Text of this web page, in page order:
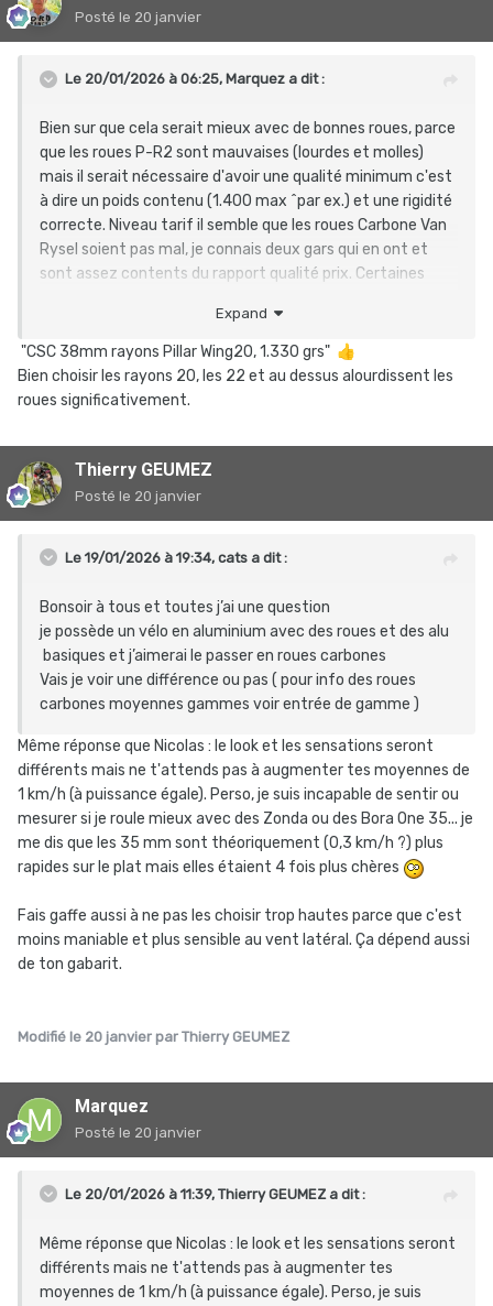
Posté le 20 janvier
Le 20/01/2026 à 06:25, Marquez a dit :
Bien sur que cela serait mieux avec de bonnes roues, parce
que les roues P-R2 sont mauvaises (lourdes et molles)
mais il serait nécessaire d'avoir une qualité minimum c'est
à dire un poids contenu (1.400 max ^par ex.) et une rigidité
correcte. Niveau tarif il semble que les roues Carbone Van
Rysel soient pas mal, je connais deux gars qui en ont et
sont assez contents du rapport qualité prix. Certaines
dépasser 1000 euros. Sinon bien sur et j'en ai essayé pas
mal, les achats directs RPC soit via le constructeur ou via
a la plate forme, sont imbattables à tous niveaux: tarifs
et qualité, c'est dommage pour nos économies
n'y peut pas grand chose et de toutes façons la quasi
totalité des roues carbone sont fabriquées là bas.
'Un exemple: on a commandé pour un pote une paire de
pour quelqu'un qui n'a pas de gros moyens ça permet de
Expand
"CSC 38mm rayons Pillar Wing20, 1.330 grs" 👍
Bien choisir les rayons 20, les 22 et au dessus alourdissent les
roues significativement.
Thierry GEUMEZ
Posté le 20 janvier
Le 19/01/2026 à 19:34, cats a dit :
Bonsoir à tous et toutes j’ai une question
je possède un vélo en aluminium avec des roues et des alu
basiques et j’aimerai le passer en roues carbones
Vais je voir une différence ou pas ( pour info des roues
carbones moyennes gammes voir entrée de gamme )
Même réponse que Nicolas : le look et les sensations seront
différents mais ne t'attends pas à augmenter tes moyennes de
1 km/h (à puissance égale). Perso, je suis incapable de sentir ou
mesurer si je roule mieux avec des Zonda ou des Bora One 35... je
me dis que les 35 mm sont théoriquement (0,3 km/h ?) plus
rapides sur le plat mais elles étaient 4 fois plus chères
Fais gaffe aussi à ne pas les choisir trop hautes parce que c'est
moins maniable et plus sensible au vent latéral. Ça dépend aussi
de ton gabarit.
Modifié le 20 janvier par Thierry GEUMEZ
Marquez
Posté le 20 janvier
Le 20/01/2026 à 11:39, Thierry GEUMEZa dit :
Même réponse que Nicolas : le look et les sensations seront
différents mais ne t'attends pas à augmenter tes
moyennes de 1 km/h (à puissance égale). Perso, je suis